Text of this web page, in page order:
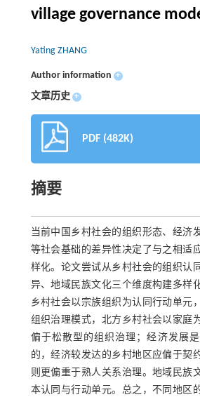
village governance
Yating ZHANG
Author information +
文章历史 +
PDF (482K)
摘要
当前中国乡村社会的组织形态、经济
等社会基础的差异性决定了与之相适
样化。论文尝试从乡村社会的组织认
异、地域民族文化三个维度构建多样
乡村社会以宗族组织为认同行动单元
组织治理模式，北方乡村社会以家庭
偏于松散型的组织治理；经济发展
的，经济较发达的乡村地区应偏于契
则更偏重于熟人关系治理。地域民族
本认同与行动单元。总之，不同地区